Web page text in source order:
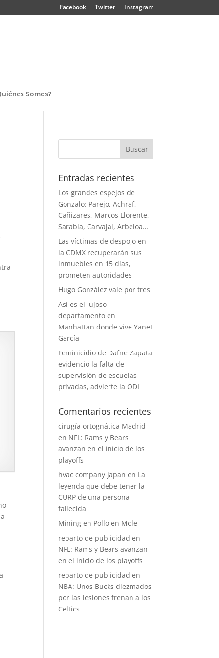
Facebook Twitter Instagram
Somos?
Entradas recientes
Los grandes espejos de
Gonzalo: Parejo, Achraf,
Cañizares, Marcos Llorente,
Sarabia, Carvajal, Arbeloa…
Las víctimas de despojo en
la CDMX recuperarán sus
inmuebles en 15 días,
prometen autoridades
Hugo González vale por tres
Así es el lujoso
departamento en
Manhattan donde vive Yanet
García
Feminicidio de Dafne Zapata
evidenció la falta de
supervisión de escuelas
privadas, advierte la ODI
Comentarios recientes
cirugía ortognática Madrid
en NFL: Rams y Bears
avanzan en el inicio de los
playoffs
hvac company japan en La
leyenda que debe tener la
CURP de una persona
fallecida
Mining en Pollo en Mole
reparto de publicidad en
NFL: Rams y Bears avanzan
en el inicio de los playoffs
reparto de publicidad en
NBA: Unos Bucks diezmados
por las lesiones frenan a los
Celtics